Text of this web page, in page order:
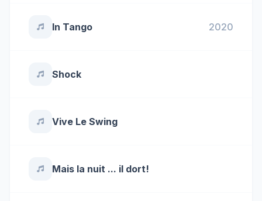
In Tango 2020
Shock
Vive Le Swing
Mais la nuit ... il dort!